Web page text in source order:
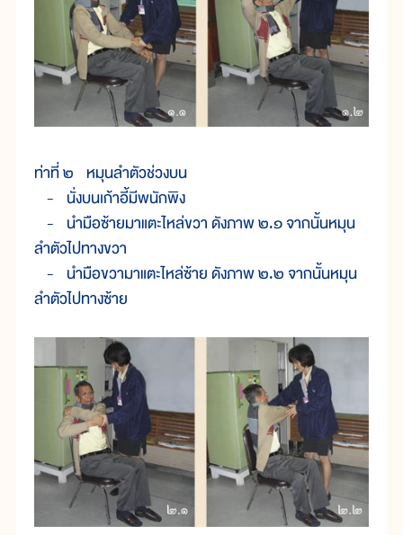
ท่าที่ ๒ หมุนลำตัวช่วงบน
- นั่งบนเก้าอี้มีพนักพิง
- นำมือซ้ายมาแตะไหล่ขวา ดังภาพ ๒.๑ จากนั้นหมุน
ลำตัวไปทางขวา
- นำมือขวามาแตะไหล่ซ้าย ดังภาพ ๒.๒ จากนั้นหมุน
ลำตัวไปทางซ้าย